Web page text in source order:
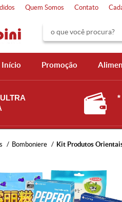
Quem Somos Contato
Início Promoção
*
Bomboniere Kit Produtos